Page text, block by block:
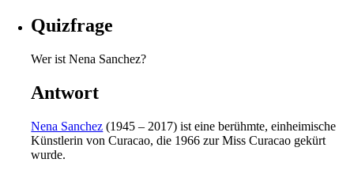
Quizfrage
Wer ist Nena Sanchez?
Antwort
Nena Sanchez (1945 – 2017) ist eine berühmte, einheimische
Künstlerin von Curacao, die 1966 zur Miss Curacao gekürt
wurde.